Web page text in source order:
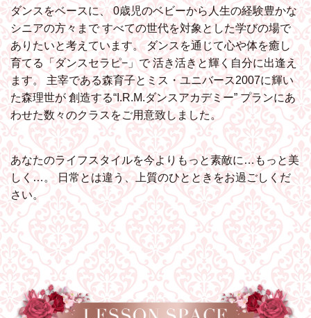
ダンスをベースに、0歳児のベビーから人生の経験豊かな
シニアの方々まですべての世代を対象とした学びの場で
ありたいと考えています。 ダンスを通じて心や体を癒し
育てる「ダンスセラピ−」で活き活きと輝く自分に出逢え
ます。
主宰である森育子とミス・ユニバース2007に輝い
た森理世が創造する“I.R.M.ダンスアカデミー”プランにあ
わせた数々のクラスをご用意致しました。
あなたのライフスタイルを今よりもっと素敵に…もっと美
しく…。日常とは違う、上質のひとときをお過ごしくだ
さい。